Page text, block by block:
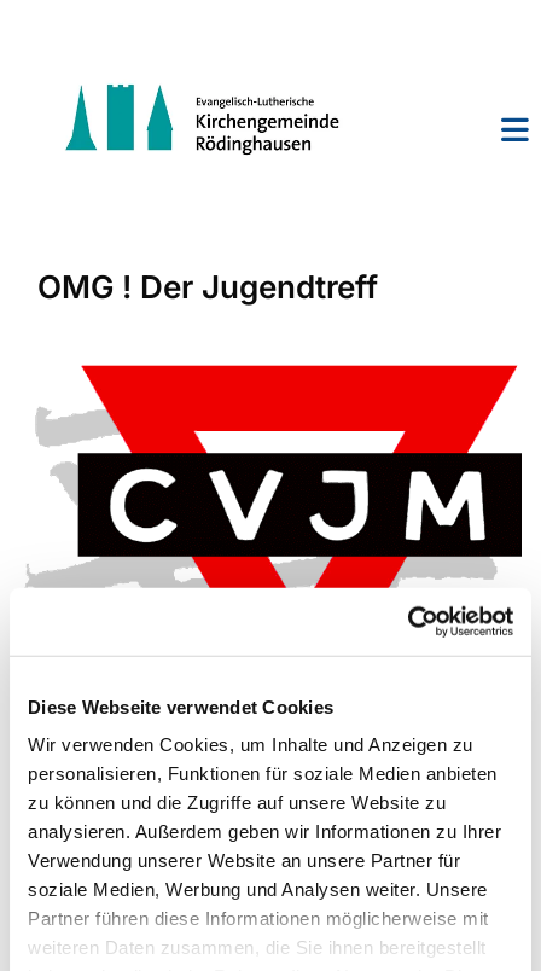
Diese Webseite verwendet Cookies
Wir verwenden Cookies, um Inhalte und Anzeigen zu
personalisieren, Funktionen für soziale Medien anbieten
zu können und die Zugriffe auf unsere Website zu
analysieren. Außerdem geben wir Informationen zu Ihrer
Verwendung unserer Website an unsere Partner für
soziale Medien, Werbung und Analysen weiter. Unsere
Partner führen diese Informationen möglicherweise mit
weiteren Daten zusammen, die Sie ihnen bereitgestellt
OMG ! Der Jugendtreff
Montag, 5. Oktober 2026, 19:00 -
20:30 Uhr
Gemeindehaus Schwenningdorf, Am
Gemeindehaus 33, 32289
Rödinghausen